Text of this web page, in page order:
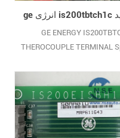
GE ENERGY
THEROCOUPLE TERMINAL
اصلی جدید